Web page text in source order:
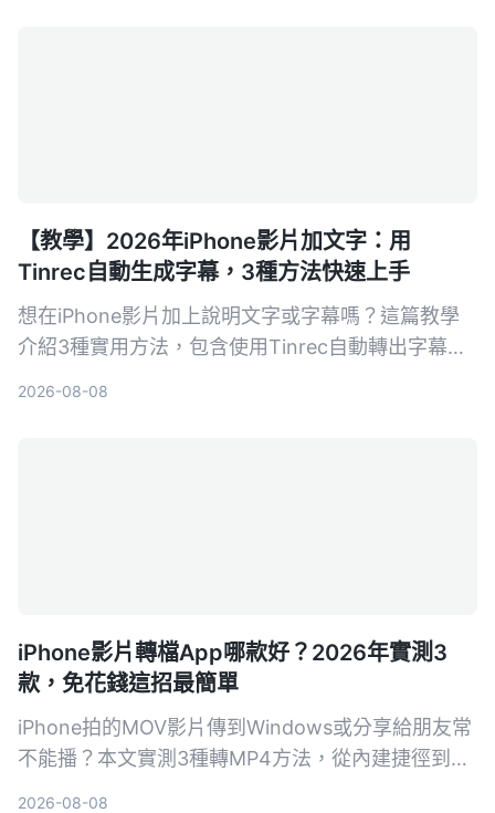
【教學】2026年iPhone影片加文字：用
Tinrec自動生成字幕，3種方法快速上手
想在iPhone影片加上說明文字或字幕嗎？這篇教學
介紹3種實用方法，包含使用Tinrec自動轉出字幕再
2026-08-08
iPhone影片轉檔App哪款好？2026年實測3
款，免花錢這招最簡單
iPhone拍的MOV影片傳到Windows或分享給朋友常
不能播？本文實測3種轉MP4方法，從內建捷徑到專
2026-08-08